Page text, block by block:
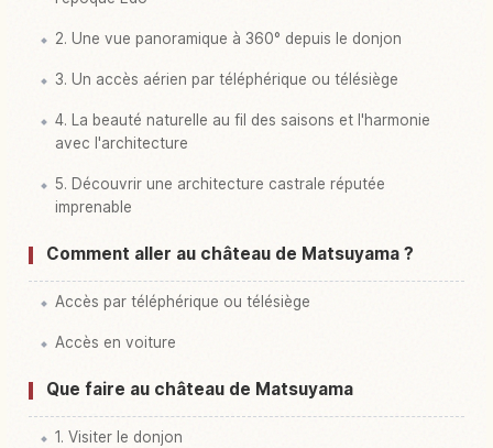
2. Une vue panoramique à 360° depuis le donjon
3. Un accès aérien par téléphérique ou télésiège
4. La beauté naturelle au fil des saisons et l'harmonie
avec l'architecture
5. Découvrir une architecture castrale réputée
imprenable
Comment aller au château de Matsuyama ?
Accès par téléphérique ou télésiège
Accès en voiture
Que faire au château de Matsuyama
1. Visiter le donjon